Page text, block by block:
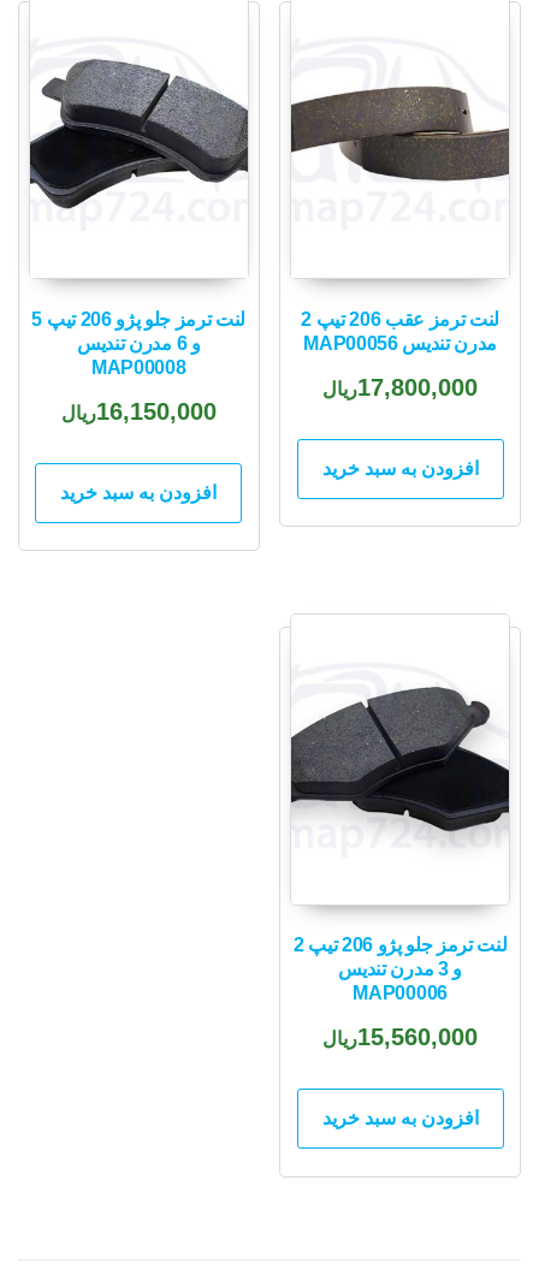
لنت ترمز عقب 206 تیپ 2
مدرن تندیس MAP00056
17,800,000ریال
افزودن به سبد خرید
لنت ترمز جلو پژو 206 تیپ 5
و 6 مدرن تندیس
MAP00008
16,150,000ریال
افزودن به سبد خرید
لنت ترمز جلو پژو 206 تیپ 2
و 3 مدرن تندیس
MAP00006
15,560,000ریال
افزودن به سبد خرید